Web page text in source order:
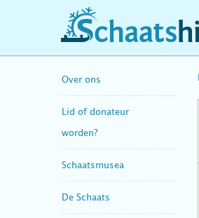
schaatshistorie.nl
Over ons
Lid of donateur
worden?
Schaatsmusea
De Schaats